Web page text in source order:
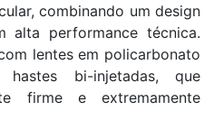
combinando um design
alta performance técnica.
lentes em policarbonato
bi-injetadas, que
firme e extremamente